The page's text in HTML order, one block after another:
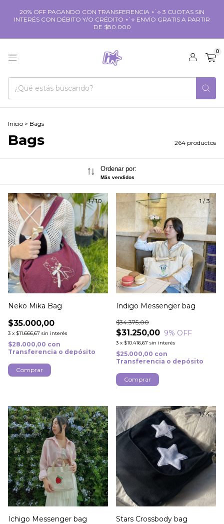
20% OFF PAGANDO CON TRANSFERENCIA ⋆˙⟡ 3 CUOTAS SIN
INTERÉS CON DÉBITO Y/O CRÉDITO ⋆˙⟡ ENVÍO GRATIS A PARTIR
DE $80.000
0
Inicio > Bags
Bags 264 productos
Ordenar por:
Más vendidos
1/10
Neko Mika Bag
$35.000,00
3 x $11.666,67 sin interés
$28.000,00 con
Transferencia o depósito
Comprar
1/3
Indigo Messenger bag
$31.250,00
$34.375,00
9% OFF
3 x $10.416,67 sin interés
$25.000,00 con
Transferencia o depósito
1/3
Ichigo Messenger bag
1/4
Stars Crossbody bag